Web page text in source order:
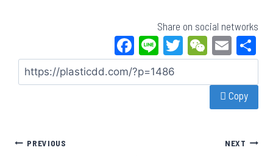
Share on social networks
Fa
ce
bo
Li
ne
T
wi
tt
W
eC
ha
t
E
m
ail
Copy
PREVIOUS NEXT